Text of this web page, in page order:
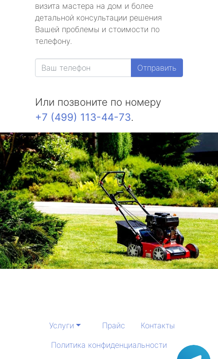
визита мастера на дом и более
детальной консультации решения
Вашей проблемы и стоимости по
телефону.
Отправить
Или позвоните по номеру
+7 (499) 113-44-73.
Услуги Прайс
Контакты
Политика конфиденциальности